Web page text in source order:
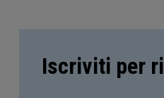
Iscriviti per